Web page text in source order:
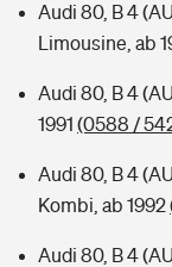
Audi 80, B 4
Limousine, ab
Audi 80, B 4
1991 (0588 /
Audi 80, B 4
Kombi, ab 1992
Audi 80, B 4